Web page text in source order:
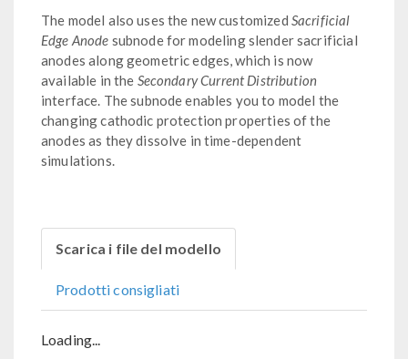
The model also uses the new customized Sacrificial
Edge Anode subnode for modeling slender sacrificial
anodes along geometric edges, which is now
available in the Secondary Current Distribution
interface. The subnode enables you to model the
changing cathodic protection properties of the
anodes as they dissolve in time-dependent
simulations.
Scarica i file del modello
Prodotti consigliati
Loading...